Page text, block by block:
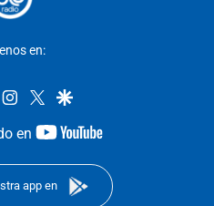
en:
instagram
twittergoogle
en
youtube-
app en